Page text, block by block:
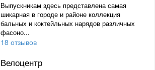
Выпускникам здесь представлена самая
шикарная в городе и районе коллекция
бальных и коктейльных нарядов различных
фасоно...
18 отзывов
Велоцентр